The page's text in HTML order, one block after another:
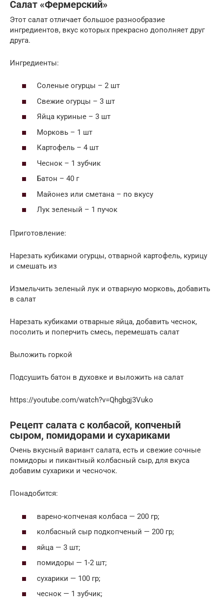
Салат «Фермерский»
Этот салат отличает большое разнообразие
ингредиентов, вкус которых прекрасно дополняет друг
друга.
Ингредиенты:
Соленые огурцы – 2 шт
Свежие огурцы – 3 шт
Яйца куриные – 3 шт
Морковь – 1 шт
Картофель – 4 шт
Чеснок – 1 зубчик
Батон – 40 г
Майонез или сметана – по вкусу
Лук зеленый – 1 пучок
Приготовление:
Нарезать кубиками огурцы, отварной картофель, курицу
и смешать из
Измельчить зеленый лук и отварную морковь, добавить
в салат
Нарезать кубиками отварные яйца, добавить чеснок,
посолить и поперчить смесь, перемешать салат
Выложить горкой
Подсушить батон в духовке и выложить на салат
https://youtube.com/watch?v=Qhgbgj3Vuko
Рецепт салата с колбасой, копченый
сыром, помидорами и сухариками
Очень вкусный вариант салата, есть и свежие сочные
помидоры и пикантный колбасный сыр, для вкуса
добавим сухарики и чесночок.
Понадобится:
варено-копченая колбаса — 200 гр;
колбасный сыр подкопченый — 200 гр;
яйца — 3 шт;
помидоры — 1-2 шт;
сухарики — 100 гр;
чеснок — 1 зубчик;